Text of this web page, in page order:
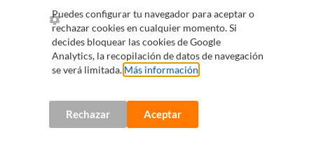
Puedes configurar tu navegador para aceptar o
rechazar cookies en cualquier momento. Si
decides bloquear las cookies de Google
Analytics, la recopilación de datos de navegación
se verá limitada. Más información
Rechazar Aceptar